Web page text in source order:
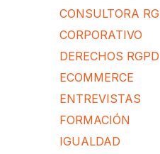
CONSULTORA
CORPORATIVO
DERECHOS RGPD
ECOMMERCE
ENTREVISTAS
FORMACIÓN
IGUALDAD